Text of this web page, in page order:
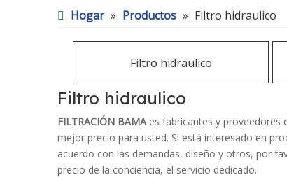
Hogar » Productos » Filtro hidraulico
Filtro hidraulico
Filtro hidraulico
FILTRACIÓN BAMAes fabricantes y proveedores
mejor precio para usted. Si está interesado en
acuerdo con las demandas, diseño y otros, por
precio de la conciencia, el servicio dedicado.